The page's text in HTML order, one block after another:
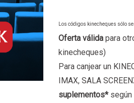
Los códigos kinecheques sólo
Oferta válida para
kinecheques)
Para canjear un
IMAX, SALA
suplementos*según